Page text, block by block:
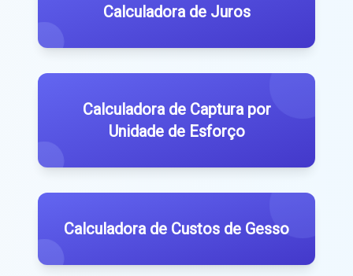
Calculadora de Juros
Calculadora de Captura por
Unidade de Esforço
Calculadora de Custos de Gesso